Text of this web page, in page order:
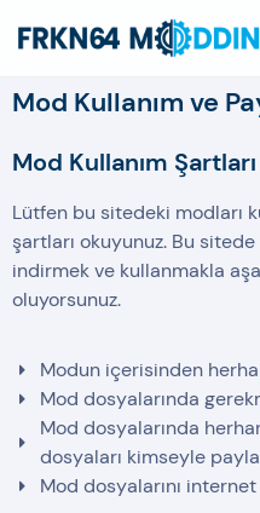
Mod Kullanım ve
Mod Kullanım Şartları
Lütfen bu sitedeki modları
şartları okuyunuz. Bu
indirmek ve kullanmakla
oluyorsunuz.
Modun içerisinden
Mod dosyalarında
Mod dosyalarında
dosyaları kimseyle
Mod dosyalarını